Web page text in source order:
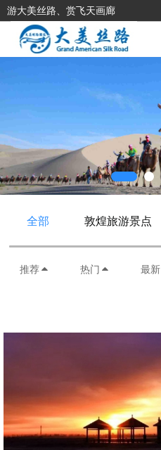
游大美丝路、赏飞天画廊
全部 敦煌旅游景点
推荐 热门 最新